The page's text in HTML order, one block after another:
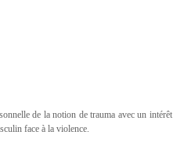
de la notion de trauma avec un intérêt
face à la violence.